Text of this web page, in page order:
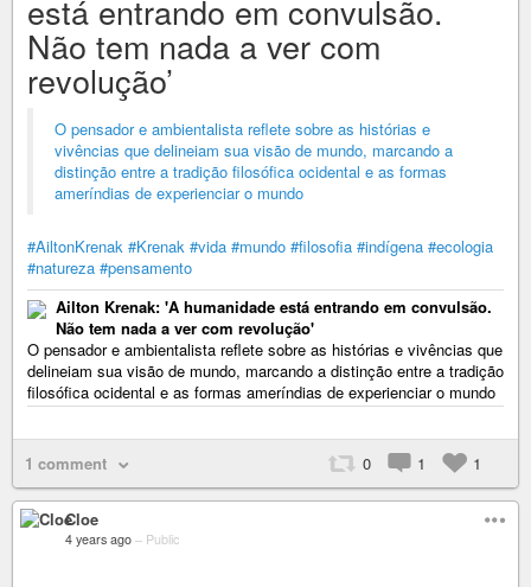
está entrando em convulsão.
Não tem nada a ver com
revolução’
O pensador e ambientalista reflete sobre as histórias e
vivências que delineiam sua visão de mundo, marcando a
distinção entre a tradição filosófica ocidental e as formas
ameríndias de experienciar o mundo
#AiltonKrenak #Krenak #vida #mundo #filosofia #indígena #ecologia
#natureza #pensamento
Ailton Krenak: 'A humanidade está entrando em convulsão.
Não tem nada a ver com revolução'
O pensador e ambientalista reflete sobre as histórias e vivências que
delineiam sua visão de mundo, marcando a distinção entre a tradição
filosófica ocidental e as formas ameríndias de experienciar o mundo
1 comment 0 1 1
Cloe
4 years ago – Public